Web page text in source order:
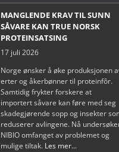
MANGLENDE KRAV TIL SUNN
SÅVARE KAN TRUE NORSK
PROTEINSATSING
17 juli 2026
Norge ønsker å øke produksjonen
erter og åkerbønner til proteinfôr.
Samtidig frykter forskere at
importert såvare kan føre med seg
skadegjørende sopp og insekter
reduserer avlingene. Nå
NIBIO omfanget av problemet og
mulige tiltak. Les mer...